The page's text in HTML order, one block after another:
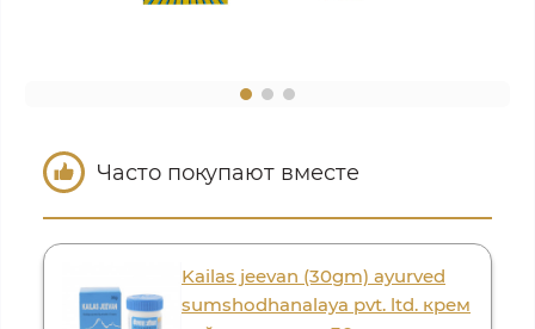
Часто покупают вместе
Kailas jeevan (30gm) ayurved
sumshodhanalaya pvt. ltd. крем